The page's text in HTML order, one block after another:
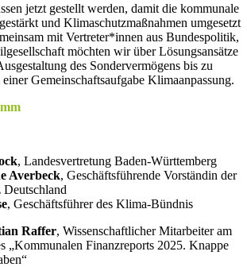
jetzt gestellt werden, damit die kommunale
und Klimaschutzmaßnahmen umgesetzt
mit Vertreter*innen aus Bundespolitik,
möchten wir über Lösungsansätze
des Sondervermögens bis zu
Gemeinschaftsaufgabe Klimaanpassung.
, Landesvertretung Baden-Württemberg
Averbeck, Geschäftsführende Vorständin der
, Geschäftsführer des Klima-Bündnis
Raffer, Wissenschaftlicher Mitarbeiter am
„Kommunalen Finanzreports 2025. Knappe